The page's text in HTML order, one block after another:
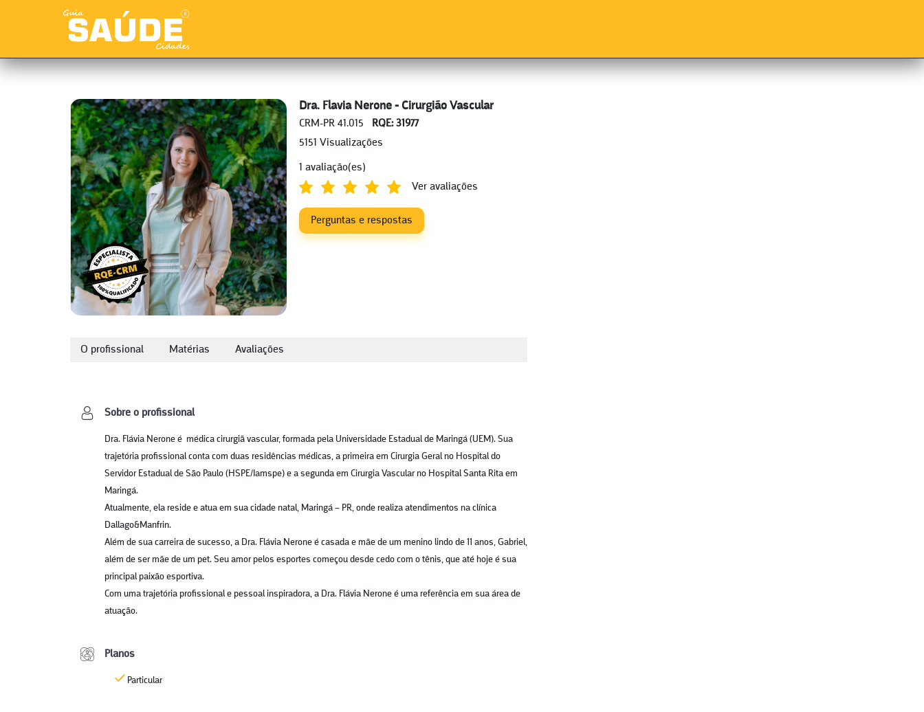
Dra. Flavia Nerone - Cirurgião Vascular
CRM-PR 41.015
RQE: 31977
5151 Visualizações
1 avaliação(es)
Ver avaliações
Perguntas e respostas
O profissional Matérias Avaliações
Sobre o profissional
Dra. Flávia Nerone é médica cirurgiã vascular, formada pela Universidade Estadual de Maringá (UEM). Sua
trajetória profissional conta com duas residências médicas, a primeira em Cirurgia Geral no Hospital do
Servidor Estadual de São Paulo (HSPE/Iamspe) e a segunda em Cirurgia Vascular no Hospital Santa Rita em
Maringá.
Atualmente, ela reside e atua em sua cidade natal, Maringá – PR, onde realiza atendimentos na clínica
Dallago&Manfrin.
Além de sua carreira de sucesso, a Dra. Flávia Nerone é casada e mãe de um menino lindo de 11 anos, Gabriel,
além de ser mãe de um pet. Seu amor pelos esportes começou desde cedo com o tênis, que até hoje é sua
principal paixão esportiva.
Com uma trajetória profissional e pessoal inspiradora, a Dra. Flávia Nerone é uma referência em sua área de
atuação.
Planos
Particular